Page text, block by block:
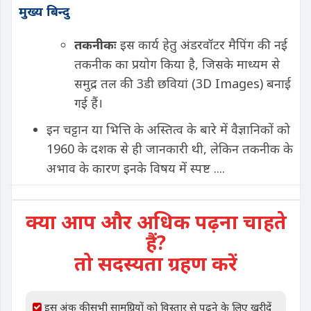
मुख्य बिन्दु
तकनीकः इस कार्य हेतु अंडरवॉटर मैपिंग की नई
तकनीक का प्रयोग किया है, जिसके माध्यम से
समुद्र तल की 3डी छवियां (3D Images) बनाई
गई हैं।
इन चट्टान या भित्ति के अस्तित्व के बारे में वैज्ञानिकों को
1960 के दशक से ही जानकारी थी, लेकिन तकनीक के
अभाव के कारण इनके विषय में स्पष्ट ....
क्या आप और अधिक पढ़ना चाहते
हैं?
तो सदस्यता ग्रहण करें
इस अंक की सभी सामग्रियों को विस्तार से पढ़ने के लिए खरीदें